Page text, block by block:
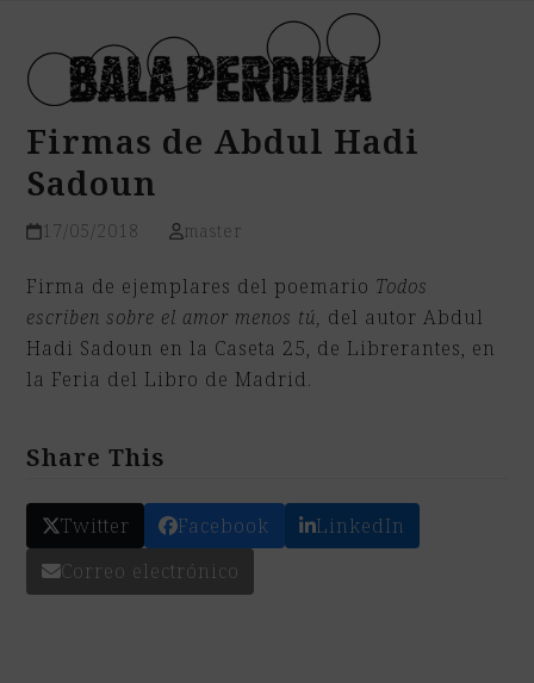
content
mobile
menu
mobile
menu
Firmas de Abdul Hadi
Sadoun
17/05/2018 master
Firma de ejemplares del poemario Todos
escriben sobre el amor menos tú, del autor Abdul
Hadi Sadoun en la Caseta 25, de Librerantes, en
la Feria del Libro de Madrid.
Share This
Twitter Facebook
LinkedIn
Correo electrónico